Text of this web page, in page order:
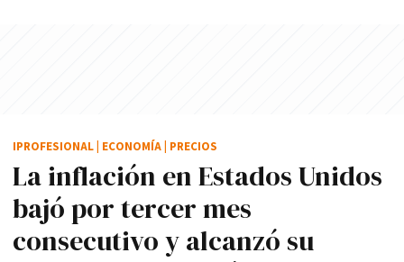
La inflación en Estados Unidos
bajó por tercer mes
consecutivo y alcanzó su
IPROFESIONAL ECONOMÍA PRECIOS